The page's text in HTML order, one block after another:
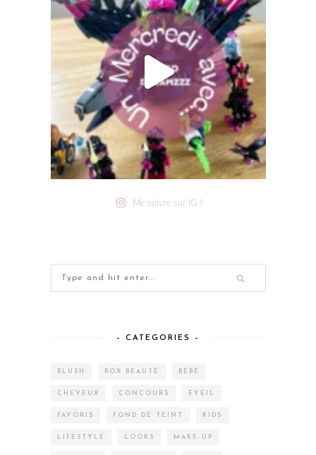
Me suivre sur IG !
– CATEGORIES –
BLUSH BOX BEAUTÉ BÉBÉ
CHEVEUX CONCOURS EVEIL
FAVORIS FOND DE TEINT KIDS
LIFESTYLE LOOKS MAKE-UP